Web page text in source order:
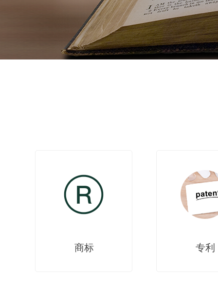
商标 专利